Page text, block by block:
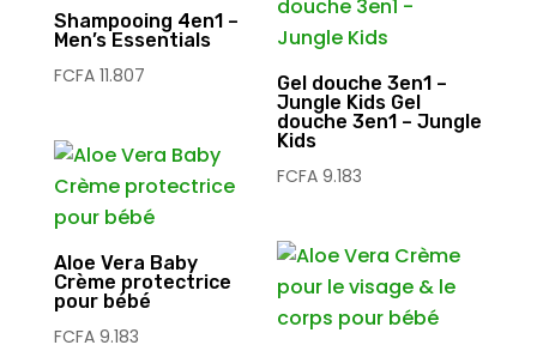
Shampooing 4en1 –
Men’s Essentials
FCFA11.807
Gel douche 3en1 –
Jungle Kids Gel
douche 3en1 – Jungle
Kids
FCFA 9.183
Aloe Vera Baby
Crème protectrice
pour bébé
FCFA9.183